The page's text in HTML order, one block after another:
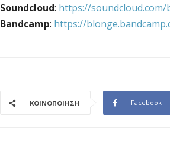
Soundcloud: https://soundcloud.com/
Bandcamp: https://
ΚΟΙΝΟΠΟΙΗΣΗ Facebook